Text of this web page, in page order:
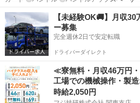
外 ◎ノンスリッ…
岡山 倉敷市 新倉敷駅 ホンダ
【未経験OK🚚】月収
ー募集
完全週休2日で安定転職
ドライバーダイレクト
≪寮無料・月収46万円
工場での機械操作・製
時給2,050円